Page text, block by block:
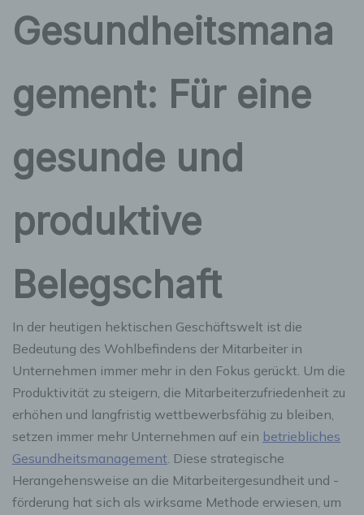
Gesundheitsmana
gement: Für eine
gesunde und
produktive
Belegschaft
In der heutigen hektischen Geschäftswelt ist die
Bedeutung des Wohlbefindens der Mitarbeiter in
Unternehmen immer mehr in den Fokus gerückt. Um die
Produktivität zu steigern, die Mitarbeiterzufriedenheit zu
erhöhen und langfristig wettbewerbsfähig zu bleiben,
setzen immer mehr Unternehmen auf ein betriebliches
Gesundheitsmanagement. Diese strategische
Herangehensweise an die Mitarbeitergesundheit und -
förderung hat sich als wirksame Methode erwiesen, um